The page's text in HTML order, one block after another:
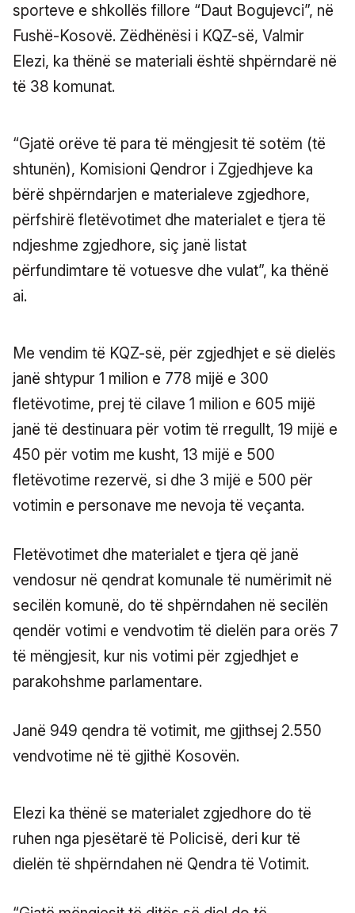
sporteve e shkollës fillore “Daut Bogujevci”, në
Fushë-Kosovë. Zëdhënësi i KQZ-së, Valmir
Elezi, ka thënë se materiali është shpërndarë në
të 38 komunat.
“Gjatë orëve të para të mëngjesit të sotëm (të
shtunën), Komisioni Qendror i Zgjedhjeve ka
bërë shpërndarjen e materialeve zgjedhore,
përfshirë fletëvotimet dhe materialet e tjera të
ndjeshme zgjedhore, siç janë listat
përfundimtare të votuesve dhe vulat”, ka thënë
ai.
Me vendim të KQZ-së, për zgjedhjet e së dielës
janë shtypur 1 milion e 778 mijë e 300
fletëvotime, prej të cilave 1 milion e 605 mijë
janë të destinuara për votim të rregullt, 19 mijë e
450 për votim me kusht, 13 mijë e 500
fletëvotime rezervë, si dhe 3 mijë e 500 për
votimin e personave me nevoja të veçanta.
Fletëvotimet dhe materialet e tjera që janë
vendosur në qendrat komunale të numërimit në
secilën komunë, do të shpërndahen në secilën
qendër votimi e vendvotim të dielën para orës 7
të mëngjesit, kur nis votimi për zgjedhjet e
parakohshme parlamentare.
Janë 949 qendra të votimit, me gjithsej 2.550
vendvotime në të gjithë Kosovën.
Elezi ka thënë se materialet zgjedhore do të
ruhen nga pjesëtarë të Policisë, deri kur të
dielën të shpërndahen në Qendra të Votimit.